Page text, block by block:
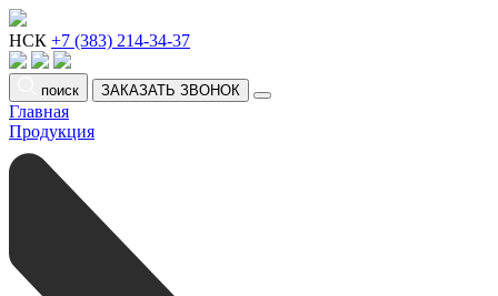
НСК +7 (383) 214-34-37
поиск ЗАКАЗАТЬ ЗВОНОК
Главная
Продукция